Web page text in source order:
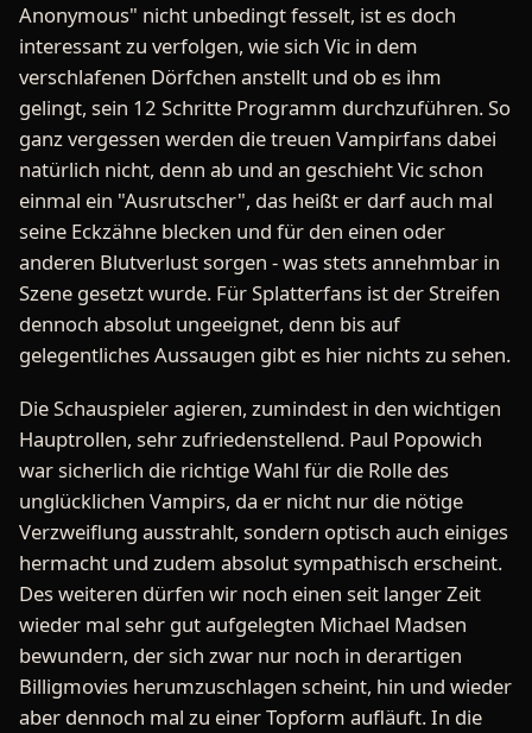
Anonymous" nicht unbedingt fesselt, ist es doch
interessant zu verfolgen, wie sich Vic in dem
verschlafenen Dörfchen anstellt und ob es ihm
gelingt, sein 12 Schritte Programm durchzuführen. So
ganz vergessen werden die treuen Vampirfans dabei
natürlich nicht, denn ab und an geschieht Vic schon
einmal ein "Ausrutscher", das heißt er darf auch mal
seine Eckzähne blecken und für den einen oder
anderen Blutverlust sorgen - was stets annehmbar in
Szene gesetzt wurde. Für Splatterfans ist der Streifen
dennoch absolut ungeeignet, denn bis auf
gelegentliches Aussaugen gibt es hier nichts zu sehen.
Die Schauspieler agieren, zumindest in den wichtigen
Hauptrollen, sehr zufriedenstellend. Paul Popowich
war sicherlich die richtige Wahl für die Rolle des
unglücklichen Vampirs, da er nicht nur die nötige
Verzweiflung ausstrahlt, sondern optisch auch einiges
hermacht und zudem absolut sympathisch erscheint.
Des weiteren dürfen wir noch einen seit langer Zeit
wieder mal sehr gut aufgelegten Michael Madsen
bewundern, der sich zwar nur noch in derartigen
Billigmovies herumzuschlagen scheint, hin und wieder
aber dennoch mal zu einer Topform aufläuft. In die